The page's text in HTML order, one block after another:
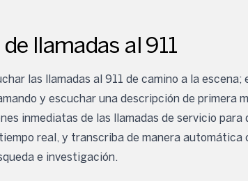
llamadas al 911
las llamadas al 911 de camino a la escena;
y escuchar una descripción de primera
inmediatas de las llamadas de servicio para
real, y transcriba de manera automática
e investigación.